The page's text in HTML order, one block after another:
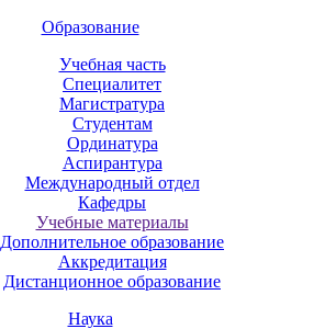
Образование
Учебная часть
Специалитет
Магистратура
Студентам
Ординатура
Аспирантура
Международный отдел
Кафедры
Учебные материалы
Дополнительное образование
Аккредитация
Дистанционное образование
Наука